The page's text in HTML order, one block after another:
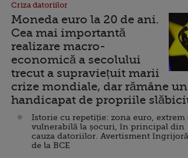
Criza datoriilor
Moneda euro la 20 de ani.
Cea mai importantă
realizare macro-
economică a secolului
trecut a supraviețuit marii
crize mondiale, dar rămâne
handicapat de propriile
Istorie cu repetiție: zona euro, extrem
vulnerabilă la șocuri, în principal din
cauza datoriilor. Avertisment
de la BCE